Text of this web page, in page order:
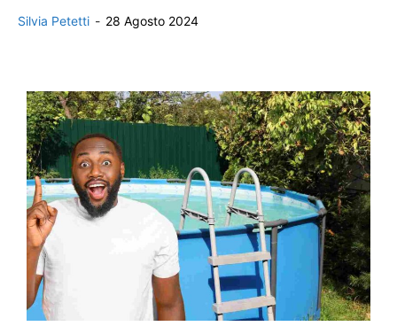
Silvia Petetti - 28 Agosto 2024